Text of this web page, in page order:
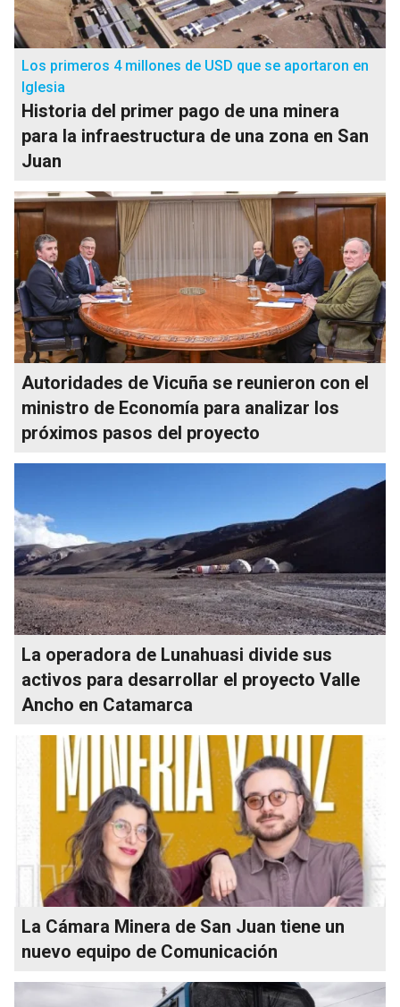
Los primeros 4 millones de USD que se aportaron en
Iglesia
Historia del primer pago de una minera
para la infraestructura de una zona en San
Juan
Autoridades de Vicuña se reunieron con el
ministro de Economía para analizar los
próximos pasos del proyecto
La operadora de Lunahuasi divide sus
activos para desarrollar el proyecto Valle
Ancho en Catamarca
La Cámara Minera de San Juan tiene un
nuevo equipo de Comunicación